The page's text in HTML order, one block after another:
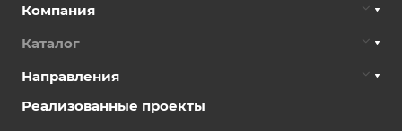
Компания
Каталог
Направления
Реализованные проекты